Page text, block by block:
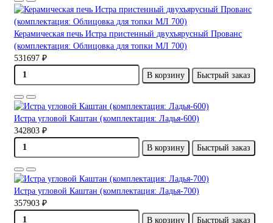
Керамическая печь Истра пристенный двухъярусный Прованс
(комплектация: Облицовка для топки МЛ 700)
531697 ₽
В корзину
Быстрый заказ
Истра угловой Каштан (комплектация: Ладья-600)
342803 ₽
В корзину
Быстрый заказ
Истра угловой Каштан (комплектация: Ладья-700)
357903 ₽
В корзину
Быстрый заказ